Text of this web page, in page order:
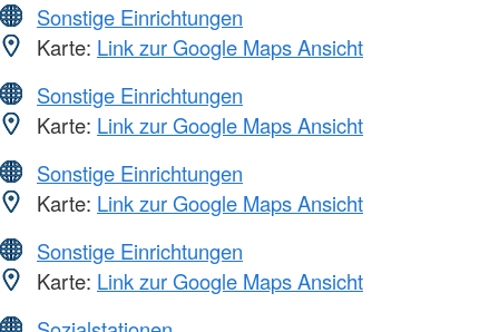
Sonstige Einrichtungen
Karte: Link zur Google Maps Ansicht
Sonstige Einrichtungen
Karte: Link zur Google Maps Ansicht
Sonstige Einrichtungen
Karte: Link zur Google Maps Ansicht
Sonstige Einrichtungen
Karte: Link zur Google Maps Ansicht